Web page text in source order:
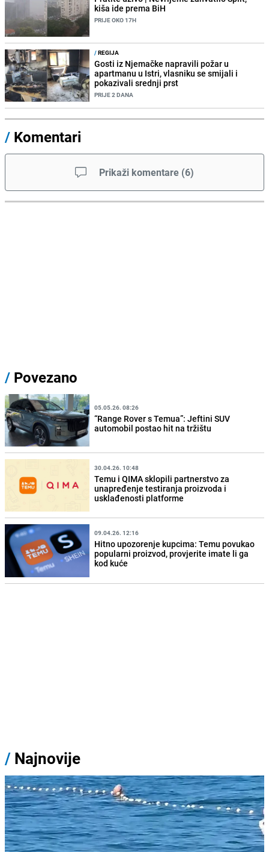
kiša ide prema BiH
PRIJE OKO 17H
/REGIJA
Gosti iz Njemačke napravili požar u
apartmanu u Istri, vlasniku se smijali i
pokazivali srednji prst
PRIJE 2 DANA
/ Komentari
Prikaži komentare (6)
/ Povezano
05.05.26. 08:26
“Range Rover s Temua”: Jeftini SUV
automobil postao hit na tržištu
30.04.26. 10:48
Temu i QIMA sklopili partnerstvo za
unapređenje testiranja proizvoda i
usklađenosti platforme
09.04.26. 12:16
Hitno upozorenje kupcima: Temu povukao
popularni proizvod, provjerite imate li ga
kod kuće
/ Najnovije